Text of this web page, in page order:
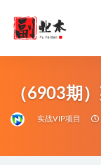
（6903期
实战VIP项目